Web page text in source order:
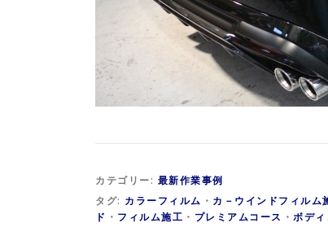
カテゴリー: 最新作業事例
タグ: カラーフィルム ・ カ－ウインドフィルム
ド ・ フィルム施工 ・ プレミアムコース ・ ボデ